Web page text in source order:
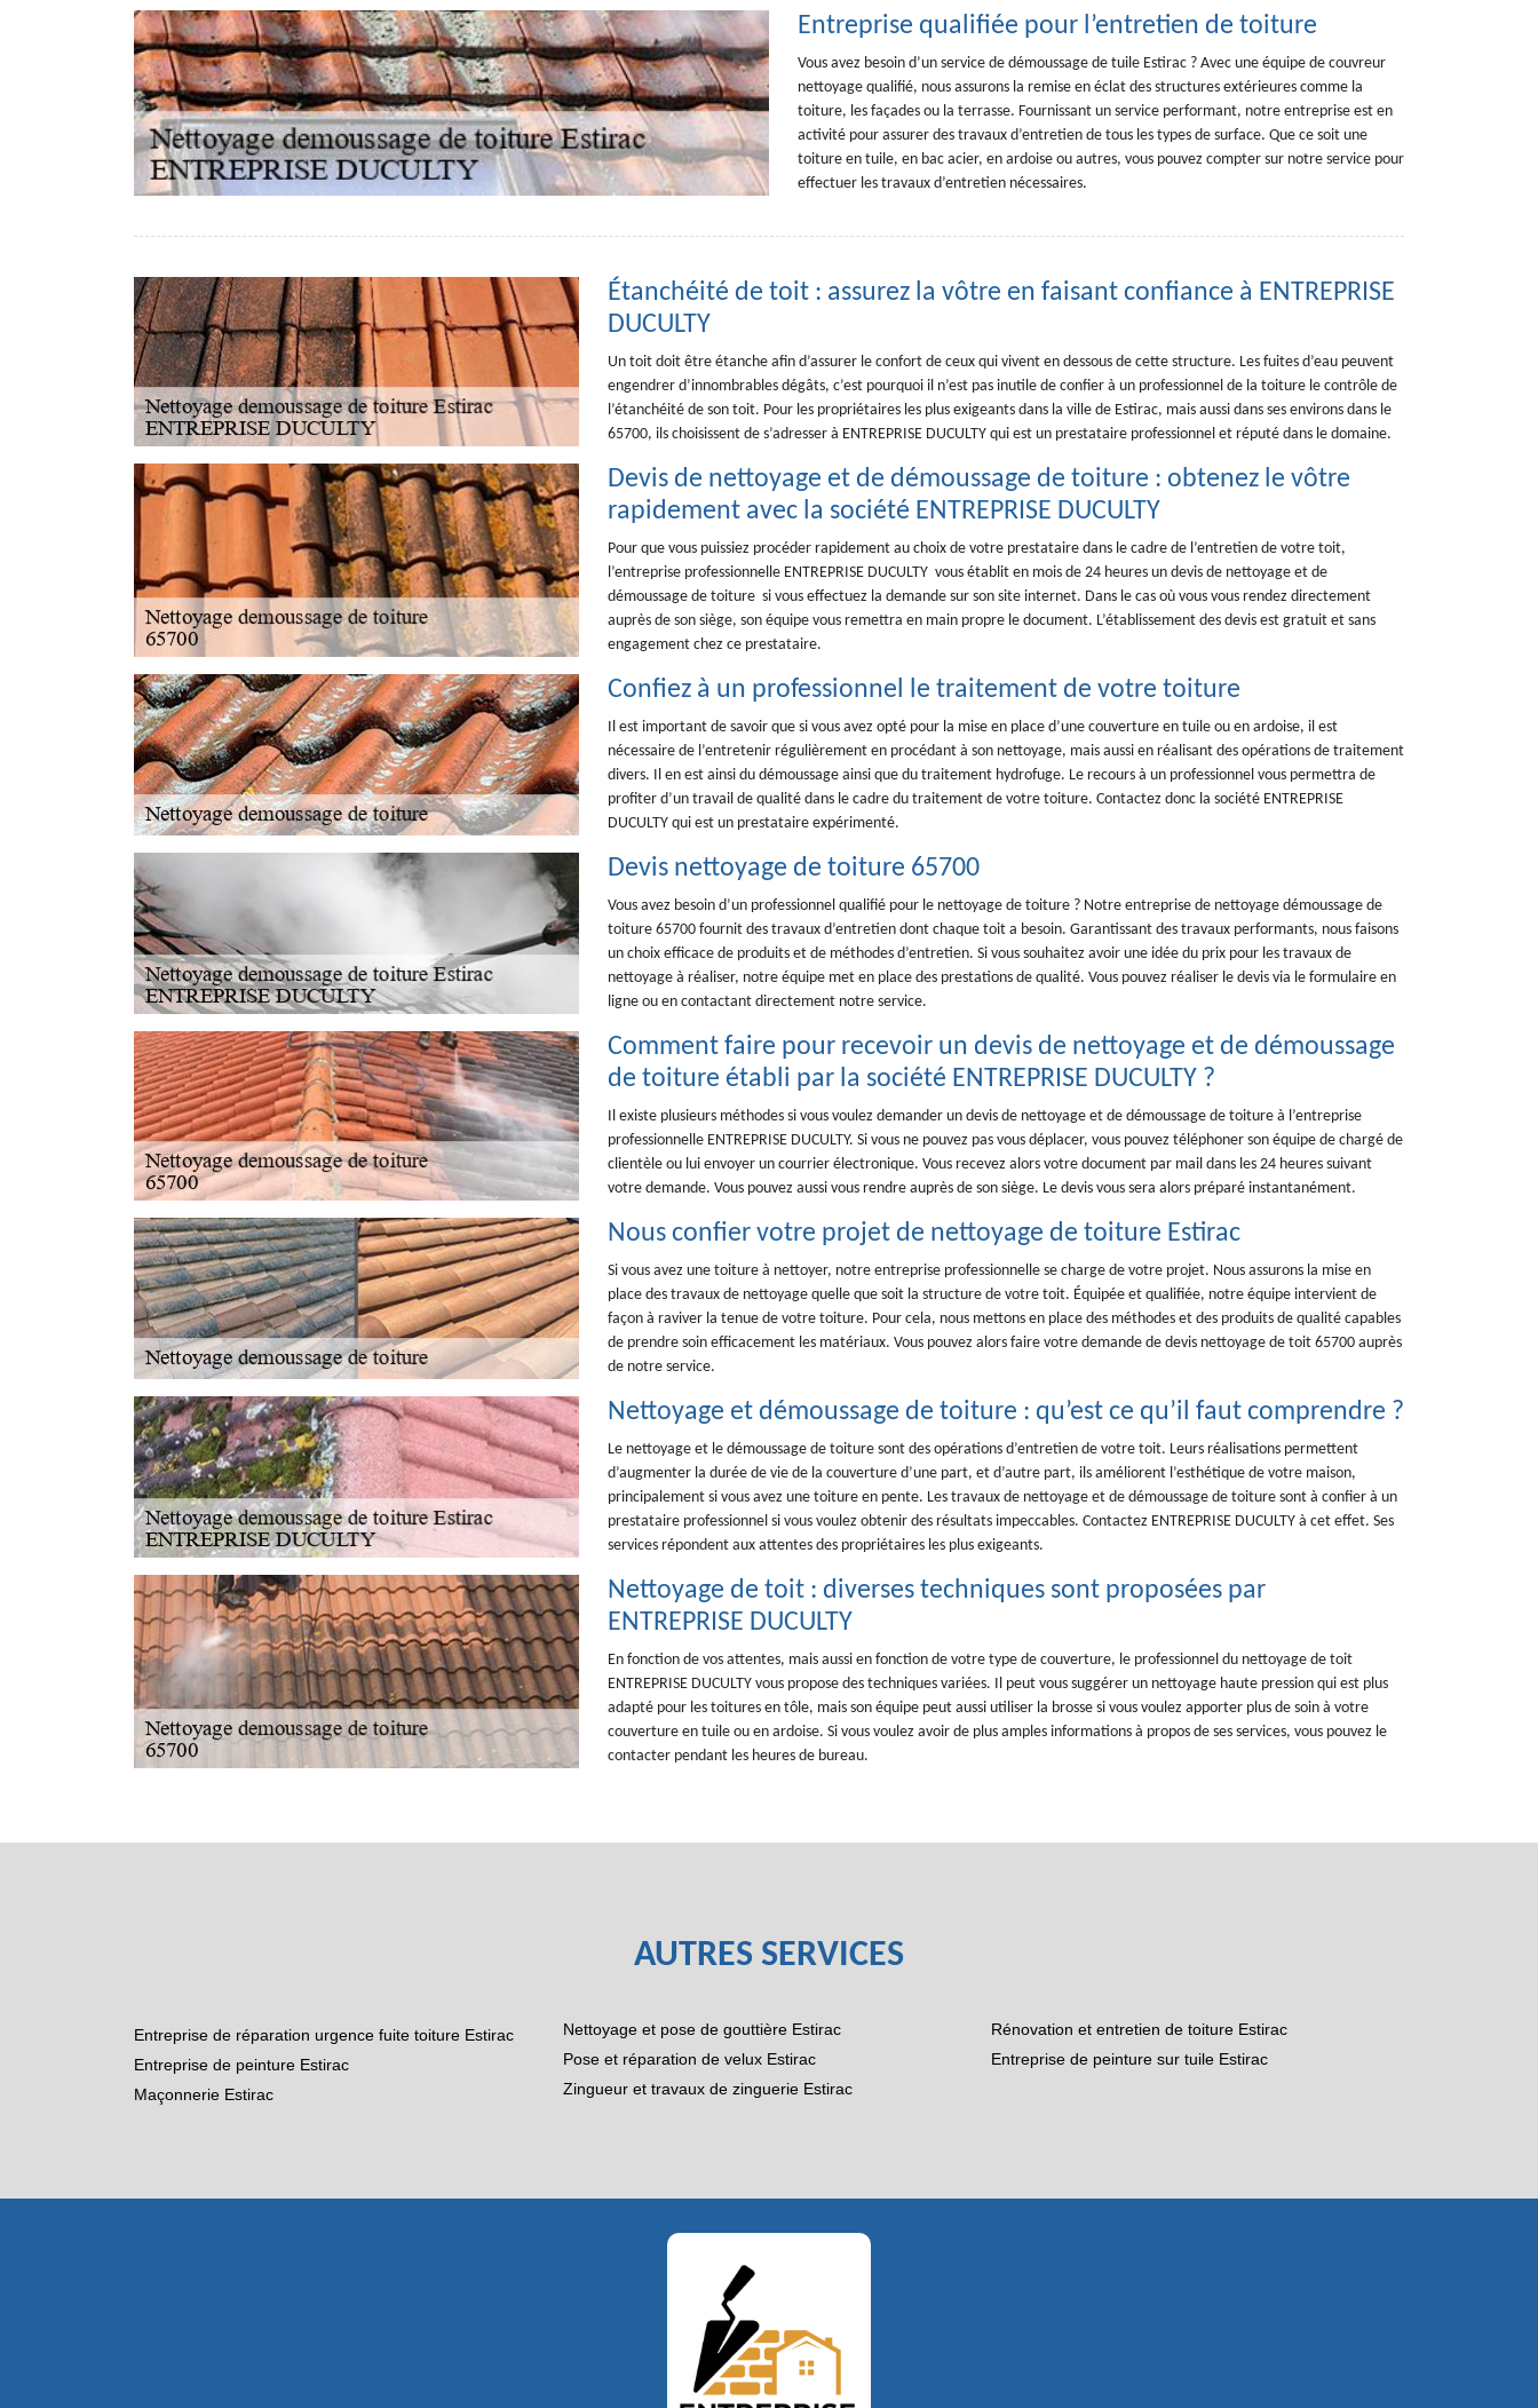
Entreprise qualifiée pour l’entretien de toiture
Vous avez besoin d’un service de démoussage de tuile Estirac ? Avec une équipe de couvreur
nettoyage qualifié, nous assurons la remise en éclat des structures extérieures comme la
toiture, les façades ou la terrasse. Fournissant un service performant, notre entreprise est en
activité pour assurer des travaux d’entretien de tous les types de surface. Que ce soit une
toiture en tuile, en bac acier, en ardoise ou autres, vous pouvez compter sur notre service pour
effectuer les travaux d’entretien nécessaires.
Étanchéité de toit : assurez la vôtre en faisant confiance à ENTREPRISE
DUCULTY
Un toit doit être étanche afin d’assurer le confort de ceux qui vivent en dessous de cette structure. Les fuites d’eau peuvent
engendrer d’innombrables dégâts, c’est pourquoi il n’est pas inutile de confier à un professionnel de la toiture le contrôle de
l’étanchéité de son toit. Pour les propriétaires les plus exigeants dans la ville de Estirac, mais aussi dans ses environs dans le
65700, ils choisissent de s’adresser à ENTREPRISE DUCULTY qui est un prestataire professionnel et réputé dans le domaine.
Devis de nettoyage et de démoussage de toiture : obtenez le vôtre
rapidement avec la société ENTREPRISE DUCULTY
Pour que vous puissiez procéder rapidement au choix de votre prestataire dans le cadre de l’entretien de votre toit,
l’entreprise professionnelle ENTREPRISE DUCULTY vous établit en mois de 24 heures un devis de nettoyage et de
démoussage de toiture si vous effectuez la demande sur son site internet. Dans le cas où vous vous rendez directement
auprès de son siège, son équipe vous remettra en main propre le document. L’établissement des devis est gratuit et sans
engagement chez ce prestataire.
Confiez à un professionnel le traitement de votre toiture
Il est important de savoir que si vous avez opté pour la mise en place d’une couverture en tuile ou en ardoise, il est
nécessaire de l’entretenir régulièrement en procédant à son nettoyage, mais aussi en réalisant des opérations de traitement
divers. Il en est ainsi du démoussage ainsi que du traitement hydrofuge. Le recours à un professionnel vous permettra de
profiter d’un travail de qualité dans le cadre du traitement de votre toiture. Contactez donc la société ENTREPRISE
DUCULTY qui est un prestataire expérimenté.
Devis nettoyage de toiture 65700
Vous avez besoin d’un professionnel qualifié pour le nettoyage de toiture ? Notre entreprise de nettoyage démoussage de
toiture 65700 fournit des travaux d’entretien dont chaque toit a besoin. Garantissant des travaux performants, nous faisons
un choix efficace de produits et de méthodes d’entretien. Si vous souhaitez avoir une idée du prix pour les travaux de
nettoyage à réaliser, notre équipe met en place des prestations de qualité. Vous pouvez réaliser le devis via le formulaire en
ligne ou en contactant directement notre service.
Comment faire pour recevoir un devis de nettoyage et de démoussage
de toiture établi par la société ENTREPRISE DUCULTY ?
Il existe plusieurs méthodes si vous voulez demander un devis de nettoyage et de démoussage de toiture à l’entreprise
professionnelle ENTREPRISE DUCULTY. Si vous ne pouvez pas vous déplacer, vous pouvez téléphoner son équipe de chargé de
clientèle ou lui envoyer un courrier électronique. Vous recevez alors votre document par mail dans les 24 heures suivant
votre demande. Vous pouvez aussi vous rendre auprès de son siège. Le devis vous sera alors préparé instantanément.
Nous confier votre projet de nettoyage de toiture Estirac
Si vous avez une toiture à nettoyer, notre entreprise professionnelle se charge de votre projet. Nous assurons la mise en
place des travaux de nettoyage quelle que soit la structure de votre toit. Équipée et qualifiée, notre équipe intervient de
façon à raviver la tenue de votre toiture. Pour cela, nous mettons en place des méthodes et des produits de qualité capables
de prendre soin efficacement les matériaux. Vous pouvez alors faire votre demande de devis nettoyage de toit 65700 auprès
de notre service.
Nettoyage et démoussage de toiture : qu’est ce qu’il faut comprendre ?
Le nettoyage et le démoussage de toiture sont des opérations d’entretien de votre toit. Leurs réalisations permettent
d’augmenter la durée de vie de la couverture d’une part, et d’autre part, ils améliorent l’esthétique de votre maison,
principalement si vous avez une toiture en pente. Les travaux de nettoyage et de démoussage de toiture sont à confier à un
prestataire professionnel si vous voulez obtenir des résultats impeccables. Contactez ENTREPRISE DUCULTY à cet effet. Ses
services répondent aux attentes des propriétaires les plus exigeants.
Nettoyage de toit : diverses techniques sont proposées par
ENTREPRISE DUCULTY
En fonction de vos attentes, mais aussi en fonction de votre type de couverture, le professionnel du nettoyage de toit
ENTREPRISE DUCULTY vous propose des techniques variées. Il peut vous suggérer un nettoyage haute pression qui est plus
adapté pour les toitures en tôle, mais son équipe peut aussi utiliser la brosse si vous voulez apporter plus de soin à votre
couverture en tuile ou en ardoise. Si vous voulez avoir de plus amples informations à propos de ses services, vous pouvez le
contacter pendant les heures de bureau.
AUTRES SERVICES
Entreprise de réparation urgence fuite toiture Estirac
Entreprise de peinture Estirac
Maçonnerie Estirac
Nettoyage et pose de gouttière Estirac
Pose et réparation de velux Estirac
Zingueur et travaux de zinguerie Estirac
Rénovation et entretien de toiture Estirac
Entreprise de peinture sur tuile Estirac